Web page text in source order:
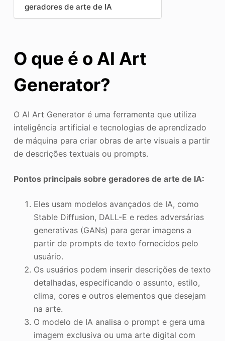
geradores de arte de IA
O que é o AI Art
Generator?
O AI Art Generator é uma ferramenta que utiliza
inteligência artificial e tecnologias de aprendizado
de máquina para criar obras de arte visuais a partir
de descrições textuais ou prompts.
Pontos principais sobre geradores de arte de IA:
Eles usam modelos avançados de IA, como
Stable Diffusion, DALL-E e redes adversárias
generativas (GANs) para gerar imagens a
partir de prompts de texto fornecidos pelo
usuário.
Os usuários podem inserir descrições de texto
detalhadas, especificando o assunto, estilo,
clima, cores e outros elementos que desejam
na arte.
O modelo de IA analisa o prompt e gera uma
imagem exclusiva ou uma arte digital com